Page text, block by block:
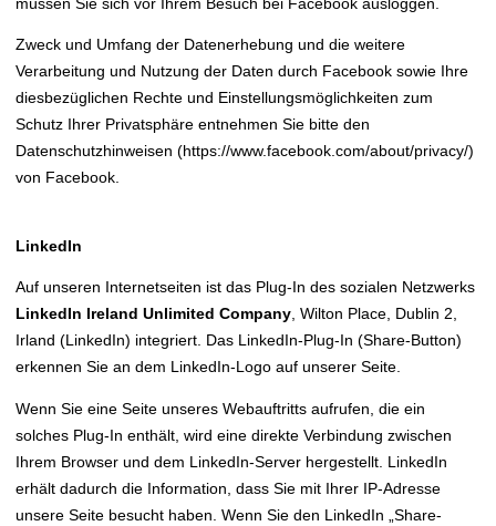
müssen Sie sich vor Ihrem Besuch bei Facebook ausloggen.
Zweck und Umfang der Datenerhebung und die weitere
Verarbeitung und Nutzung der Daten durch Facebook sowie Ihre
diesbezüglichen Rechte und Einstellungsmöglichkeiten zum
Schutz Ihrer Privatsphäre entnehmen Sie bitte den
Datenschutzhinweisen (https://www.facebook.com/about/privacy/)
von Facebook.
LinkedIn
Auf unseren Internetseiten ist das Plug-In des sozialen Netzwerks
LinkedIn Ireland Unlimited Company, Wilton Place, Dublin 2,
Irland (LinkedIn) integriert. Das LinkedIn-Plug-In (Share-Button)
erkennen Sie an dem LinkedIn-Logo auf unserer Seite.
Wenn Sie eine Seite unseres Webauftritts aufrufen, die ein
solches Plug-In enthält, wird eine direkte Verbindung zwischen
Ihrem Browser und dem LinkedIn-Server hergestellt. LinkedIn
erhält dadurch die Information, dass Sie mit Ihrer IP-Adresse
unsere Seite besucht haben. Wenn Sie den LinkedIn „Share-